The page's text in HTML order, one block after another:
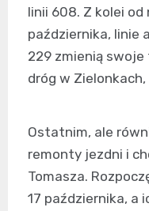
linii 608. Z kolei od
października, linie
229 zmienią
dróg w
Ostatnim, ale
remonty jezdni i
Tomasza.
17 października, a